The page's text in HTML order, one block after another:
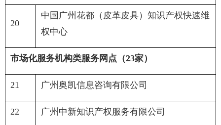
20
中国广州花都（皮革皮具）知识产权快速维
权中心
市场化服务机构类服务网点（23家）
21 广州奥凯信息咨询有限公司
22 广州中新知识产权服务有限公司